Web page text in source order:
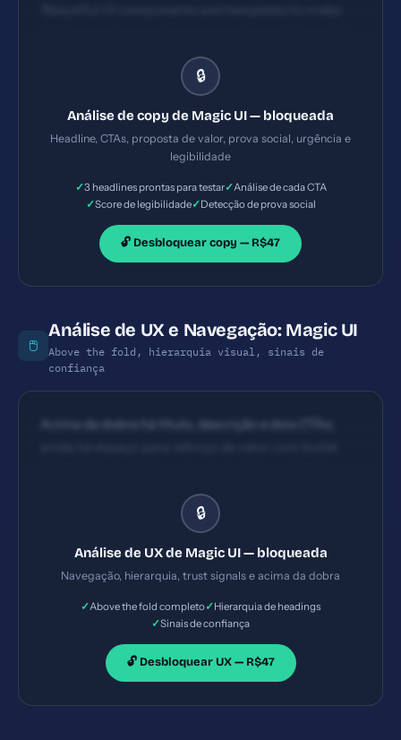
que oferece (componentes UI, templates) mas não
enfatiza benefício específico ou resultado
benefício direto (economia de tempo, qualidade
premium) para aumentar impacto. CTAs visíveis: há
'Browse Templates'. Textos são descritivos porém
started', 'Try for free'). Posicionamento razoável no
header, porém poderia haver CTA principal
centralizado com ação direta.
🔒
Análise de copy de Magic UI — bloqueada
Headline, CTAs, proposta de valor, prova social, urgência e
legibilidade
✓3 headlines prontas para testar✓Análise de cada CTA
✓Score de legibilidade✓Detecção de prova social
🔓 Desbloquear copy — R$47
🖱️
Análise de UX e Navegação: Magic UI
Above the fold, hierarquia visual, sinais de
confiança
Acima da dobra há título, descrição e dois CTAs;
com título, subtítulo e CTAs; fluxo de leitura segue
ordem natural. Boas divisões de conteúdo, porém a
section mais definido com CTA principal claro.
🔒
Análise de UX de Magic UI — bloqueada
Navegação, hierarquia, trust signals e acima da dobra
✓Above the fold completo✓Hierarquia de headings
✓Sinais de confiança
🔓 Desbloquear UX — R$47